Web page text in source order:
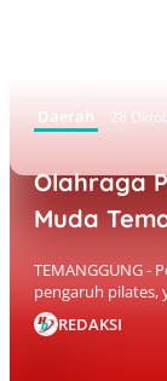
Daerah 28
Olahraga
Muda
TEMANGGUNG -
pengaruh pilates,
REDAKSI